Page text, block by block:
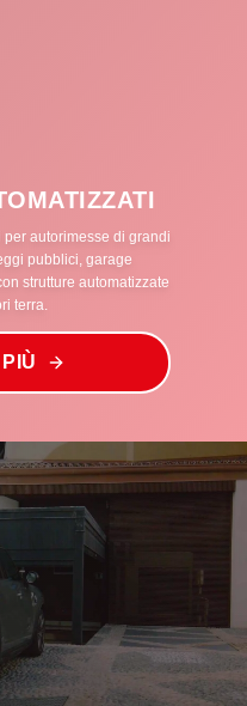
autorimesse di grandi
pubblici, garage
strutture automatizzate
terra.